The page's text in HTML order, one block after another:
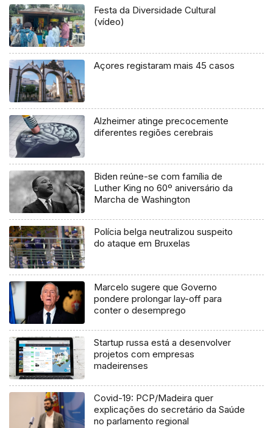
Festa da Diversidade Cultural
(vídeo)
Açores registaram mais 45 casos
Alzheimer atinge precocemente
diferentes regiões cerebrais
Biden reúne-se com família de
Luther King no 60º aniversário da
Marcha de Washington
Polícia belga neutralizou suspeito
do ataque em Bruxelas
Marcelo sugere que Governo
pondere prolongar lay-off para
conter o desemprego
Startup russa está a desenvolver
projetos com empresas
madeirenses
Covid-19: PCP/Madeira quer
explicações do secretário da Saúde
no parlamento regional